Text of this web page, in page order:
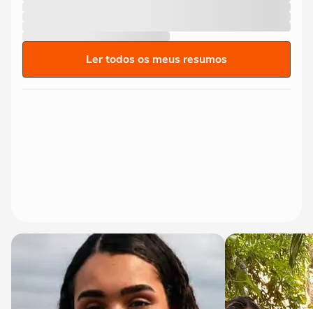
Ler todos os meus resumos